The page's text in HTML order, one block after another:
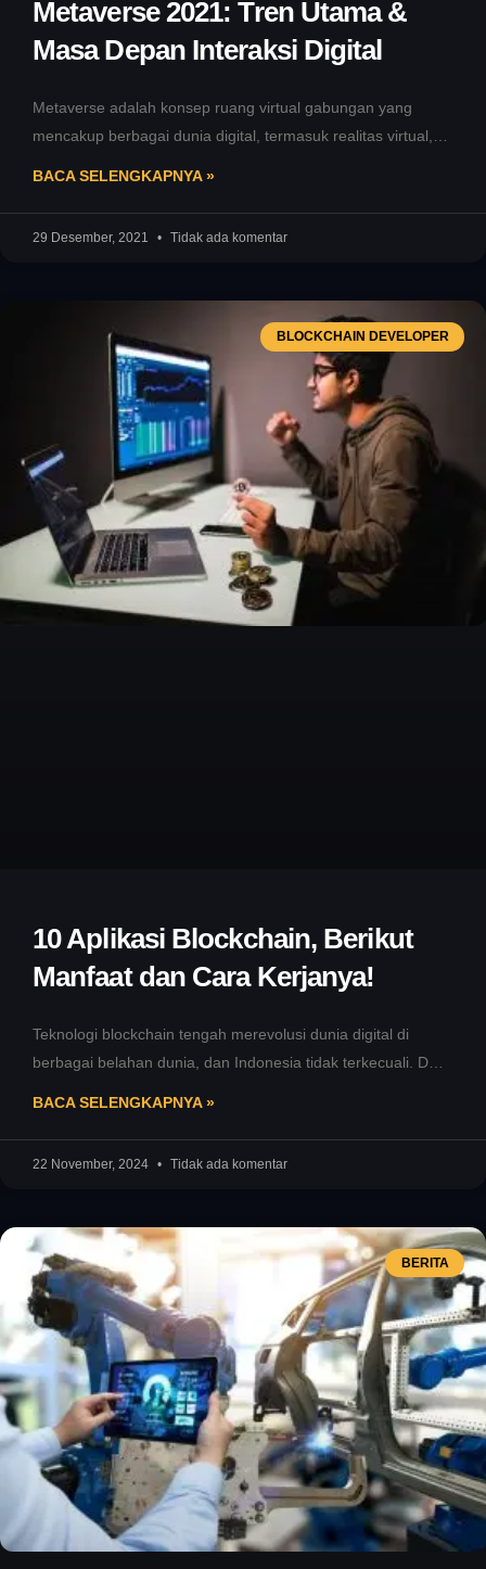
Metaverse 2021: Tren Utama &
Masa Depan Interaksi Digital
Metaverse adalah konsep ruang virtual gabungan yang
mencakup berbagai dunia digital, termasuk realitas virtual,
BACA SELENGKAPNYA »
29 Desember, 2021 Tidak ada komentar
BLOCKCHAIN DEVELOPER
10 Aplikasi Blockchain, Berikut
Manfaat dan Cara Kerjanya!
Teknologi blockchain tengah merevolusi dunia digital di
berbagai belahan dunia, dan Indonesia tidak terkecuali. Dari
BACA SELENGKAPNYA »
22 November, 2024 Tidak ada komentar
BERITA